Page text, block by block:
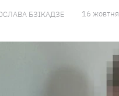
БЗІКАДЗЕ 16